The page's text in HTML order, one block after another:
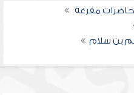
مفرغة
بن سلام